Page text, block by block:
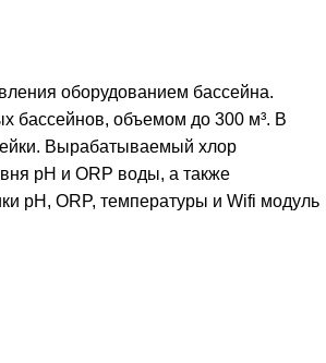
оборудованием бассейна.
бассейнов, объемом до 300 м³. В
Вырабатываемый хлор
pH и ORP воды, а также
pH, ORP, температуры и Wifi модуль